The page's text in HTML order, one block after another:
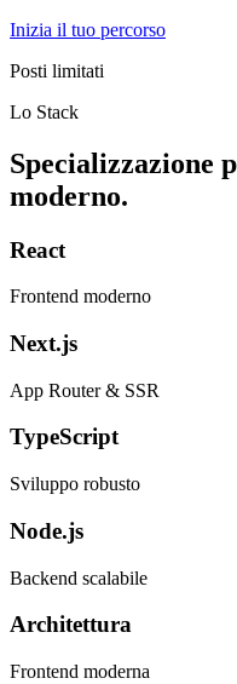
Inizia il tuo percorso
Posti limitati
Lo Stack
Specializzazione
moderno.
React
Frontend moderno
Next.js
App Router & SSR
TypeScript
Sviluppo robusto
Node.js
Backend scalabile
Architettura
Frontend moderna